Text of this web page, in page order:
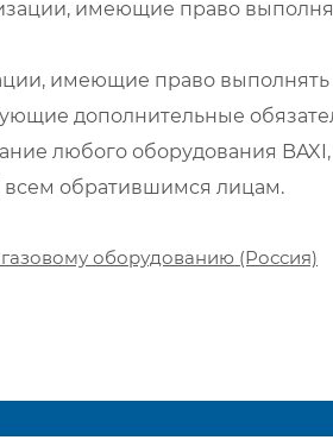
имеющие право
имеющие право
дополнительные
любого оборудования
всем обратившимся лицам.
оборудованию (Россия)